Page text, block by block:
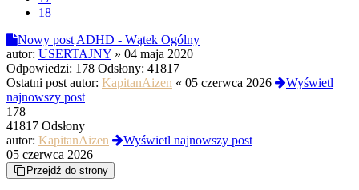
18
Nowy post ADHD - Wątek Ogólny
autor: USERTAJNY » 04 maja 2020
Odpowiedzi: 178 Odsłony: 41817
Ostatni post autor: KapitanAizen « 05 czerwca 2026
Wyświetl
najnowszy post
178
41817 Odsłony
autor: KapitanAizen
Wyświetl najnowszy post
05 czerwca 2026
Przejdź do strony